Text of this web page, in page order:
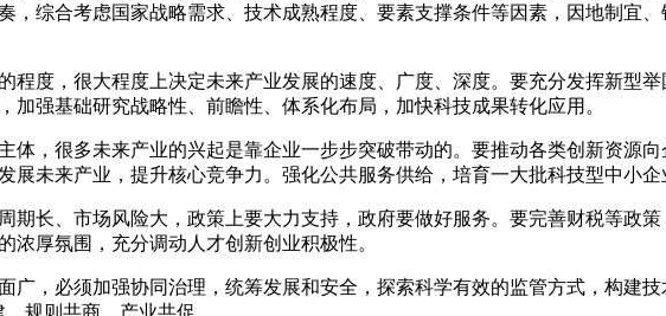
，综合考虑国家战略需求、技术成熟程度、要素支撑条件等因素，因地制宜
程度，很大程度上决定未来产业发展的速度、广度、深度。要充分发挥新型
强基础研究战略性、前瞻性、体系化布局，加快科技成果转化应用。
体，很多未来产业的兴起是靠企业一步步突破带动的。要推动各类创新资源
展未来产业，提升核心竞争力。强化公共服务供给，培育一大批科技型中小
期长、市场风险大，政策上要大力支持，政府要做好服务。要完善财税等政
厚氛围，充分调动人才创新创业积极性。
广，必须加强协同治理，统筹发展和安全，探索科学有效的监管方式，构建
规则共商、产业共促。